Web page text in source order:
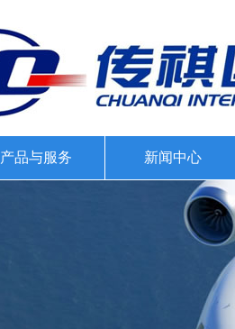
产品与服务 新闻中心